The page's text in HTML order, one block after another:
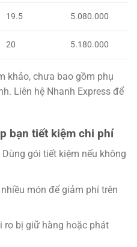
19.5 5.080.000
20 5.180.000
khảo, chưa bao gồm phụ
Liên hệ Nhanh Express để
bạn tiết kiệm chi phí
gói tiết kiệm nếu không
món để giảm phí trên
ro bị giữ hàng hoặc phát